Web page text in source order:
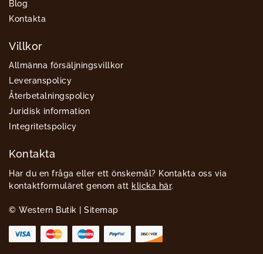
Blog
Kontakta
Villkor
Allmänna försäljningsvillkor
Leveranspolicy
Återbetalningspolicy
Juridisk information
Integritetspolicy
Kontakta
Har du en fråga eller ett önskemål? Kontakta oss via
kontaktformuläret genom att klicka här.
© Western Butik | Sitemap